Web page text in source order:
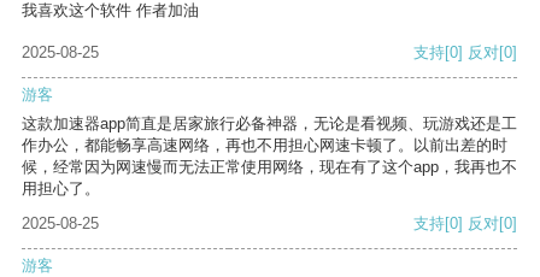
我喜欢这个软件 作者加油
2025-08-25 支持[0] 反对[0]
游客
这款加速器app简直是居家旅行必备神器，无论是看视频、玩游戏还是工
作办公，都能畅享高速网络，再也不用担心网速卡顿了。以前出差的时
候，经常因为网速慢而无法正常使用网络，现在有了这个app，我再也不
用担心了。
2025-08-25
支持[0] 反对[0]
游客